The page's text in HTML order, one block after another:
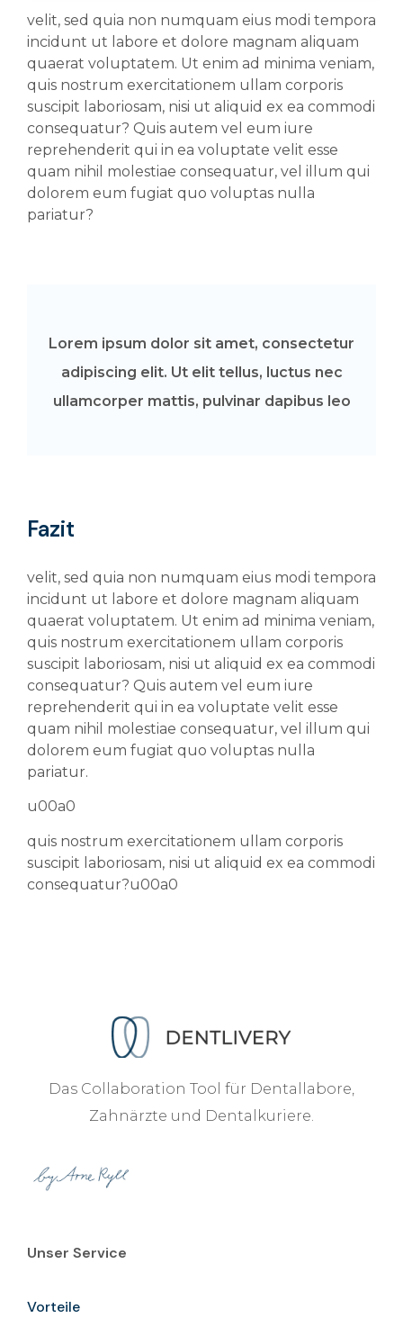
velit, sed quia non numquam eius modi tempora
incidunt ut labore et dolore magnam aliquam
quaerat voluptatem. Ut enim ad minima veniam,
quis nostrum exercitationem ullam corporis
suscipit laboriosam, nisi ut aliquid ex ea commodi
consequatur? Quis autem vel eum iure
reprehenderit qui in ea voluptate velit esse
quam nihil molestiae consequatur, vel illum qui
dolorem eum fugiat quo voluptas nulla
pariatur?
Lorem ipsum dolor sit amet, consectetur
adipiscing elit. Ut elit tellus, luctus nec
ullamcorper mattis, pulvinar dapibus leo
Fazit
velit, sed quia non numquam eius modi tempora
incidunt ut labore et dolore magnam aliquam
quaerat voluptatem. Ut enim ad minima veniam,
quis nostrum exercitationem ullam corporis
suscipit laboriosam, nisi ut aliquid ex ea commodi
consequatur? Quis autem vel eum iure
reprehenderit qui in ea voluptate velit esse
quam nihil molestiae consequatur, vel illum qui
dolorem eum fugiat quo voluptas nulla
pariatur.
u00a0
quis nostrum exercitationem ullam corporis
suscipit laboriosam, nisi ut aliquid ex ea commodi
consequatur?u00a0
Das Collaboration Tool für Dentallabore,
Zahnärzte und Dentalkuriere.
Unser Service
Vorteile